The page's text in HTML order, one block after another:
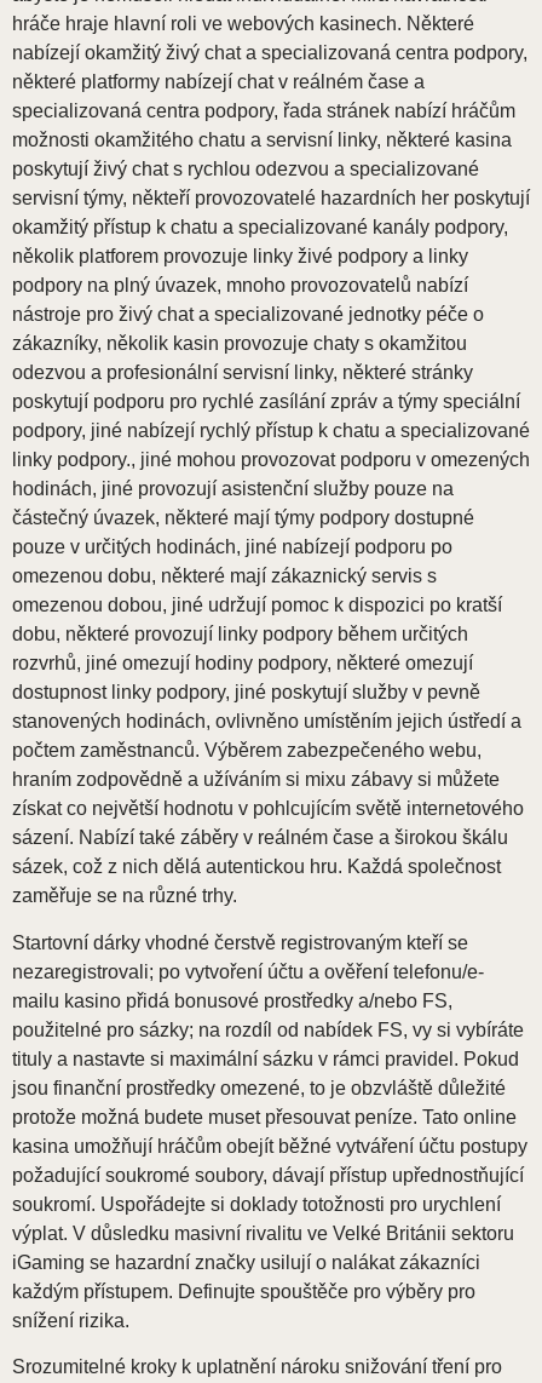
hráče hraje hlavní roli ve webových kasinech. Některé
nabízejí okamžitý živý chat a specializovaná centra podpory,
některé platformy nabízejí chat v reálném čase a
specializovaná centra podpory, řada stránek nabízí hráčům
možnosti okamžitého chatu a servisní linky, některé kasina
poskytují živý chat s rychlou odezvou a specializované
servisní týmy, někteří provozovatelé hazardních her poskytují
okamžitý přístup k chatu a specializované kanály podpory,
několik platforem provozuje linky živé podpory a linky
podpory na plný úvazek, mnoho provozovatelů nabízí
nástroje pro živý chat a specializované jednotky péče o
zákazníky, několik kasin provozuje chaty s okamžitou
odezvou a profesionální servisní linky, některé stránky
poskytují podporu pro rychlé zasílání zpráv a týmy speciální
podpory, jiné nabízejí rychlý přístup k chatu a specializované
linky podpory., jiné mohou provozovat podporu v omezených
hodinách, jiné provozují asistenční služby pouze na
částečný úvazek, některé mají týmy podpory dostupné
pouze v určitých hodinách, jiné nabízejí podporu po
omezenou dobu, některé mají zákaznický servis s
omezenou dobou, jiné udržují pomoc k dispozici po kratší
dobu, některé provozují linky podpory během určitých
rozvrhů, jiné omezují hodiny podpory, některé omezují
dostupnost linky podpory, jiné poskytují služby v pevně
stanovených hodinách, ovlivněno umístěním jejich ústředí a
počtem zaměstnanců. Výběrem zabezpečeného webu,
hraním zodpovědně a užíváním si mixu zábavy si můžete
získat co největší hodnotu v pohlcujícím světě internetového
sázení. Nabízí také záběry v reálném čase a širokou škálu
sázek, což z nich dělá autentickou hru. Každá společnost
zaměřuje se na různé trhy.
Startovní dárky vhodné čerstvě registrovaným kteří se
nezaregistrovali; po vytvoření účtu a ověření telefonu/e-
mailu kasino přidá bonusové prostředky a/nebo FS,
použitelné pro sázky; na rozdíl od nabídek FS, vy si vybíráte
tituly a nastavte si maximální sázku v rámci pravidel. Pokud
jsou finanční prostředky omezené, to je obzvláště důležité
protože možná budete muset přesouvat peníze. Tato online
kasina umožňují hráčům obejít běžné vytváření účtu postupy
požadující soukromé soubory, dávají přístup upřednostňující
soukromí. Uspořádejte si doklady totožnosti pro urychlení
výplat. V důsledku masivní rivalitu ve Velké Británii sektoru
iGaming se hazardní značky usilují o nalákat zákazníci
každým přístupem. Definujte spouštěče pro výběry pro
snížení rizika.
Srozumitelné kroky k uplatnění nároku snižování tření pro